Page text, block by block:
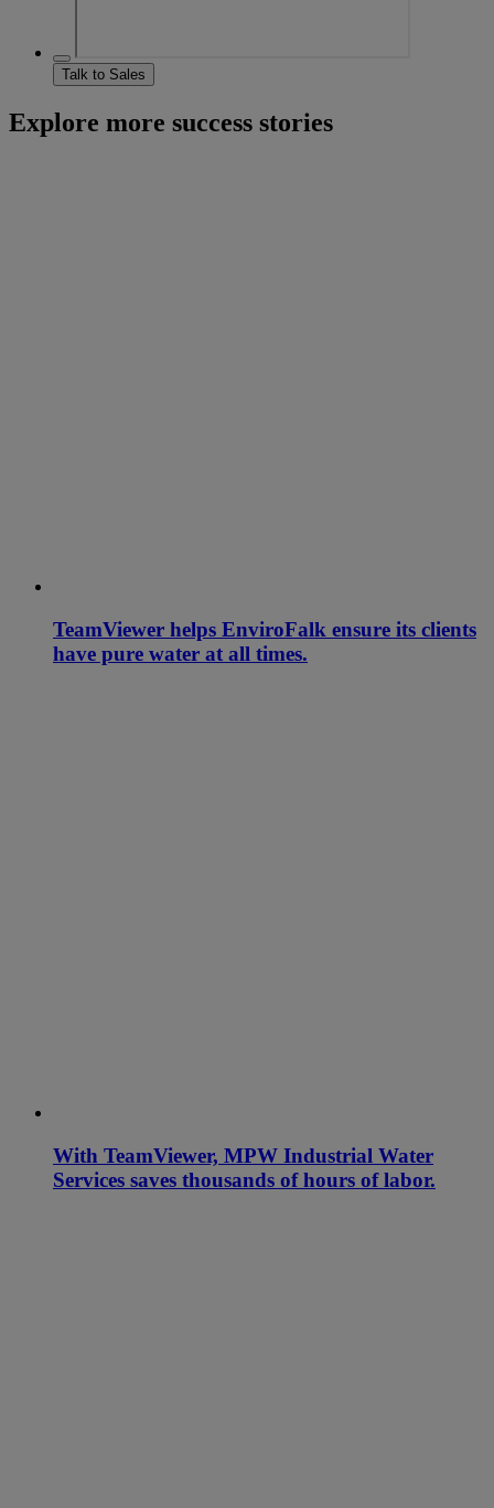
Talk to Sales
Explore more success stories
TeamViewer helps EnviroFalk ensure its clients
have pure water at all times.
With TeamViewer, MPW Industrial Water
Services saves thousands of hours of labor.